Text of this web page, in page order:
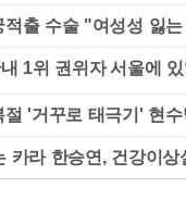
적출 수술 "여성성 잃
절 '거꾸로 태극기' 현
카라 한승연, 건강이상